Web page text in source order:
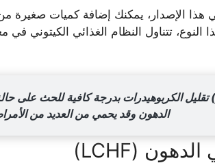
هذا الإصدار، يمكنك إضافة كميات صغيرة من
النوع، تتناول النظام الغذائي الكيتوني
تقليل الكربوهيدرات بدرجة كافية للحث على
الدهون وقد يحمي من العديد من